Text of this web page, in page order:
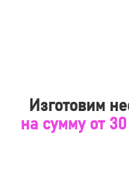
Изготовим
на сумму от